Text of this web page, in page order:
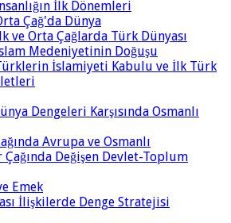
İlk Dönemleri
Çağ'da Dünya
ve Orta Çağlarda Türk Dünyası
Medeniyetinin Doğuşu
İslamiyeti Kabulu ve İlk Türk
Dengeleri Karşısında Osmanlı
Avrupa ve Osmanlı
Değişen Devlet-Toplum
Emek
İlişkilerde Denge Stratejisi